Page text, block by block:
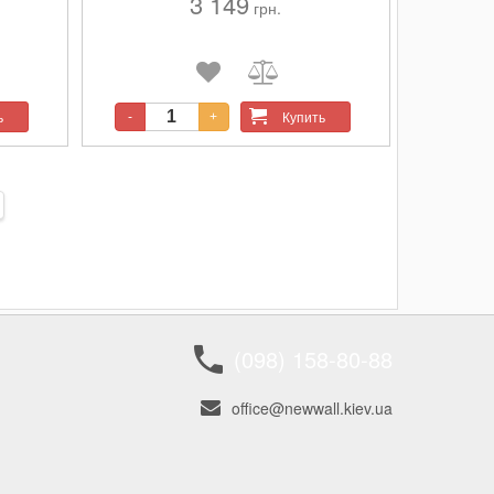
Поставляется в картонной упаковке, в
грн.
- + Купить
office@newwall.kiev.ua